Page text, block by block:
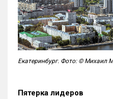
Екатеринбург. Фото: © Михаил
Пятерка лидеров